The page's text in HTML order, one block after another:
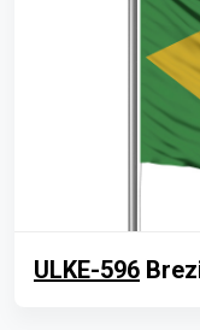
ULKE-596